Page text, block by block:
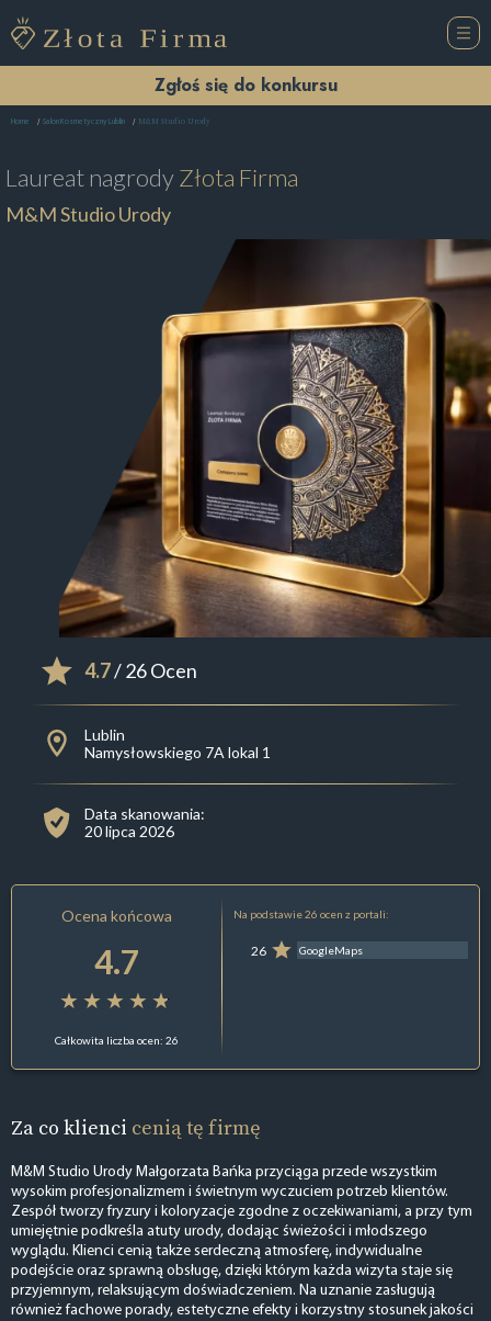
Zgłoś się do konkursu
Home Salon Kosmetyczny Lublin M&M Studio Urody
Laureat nagrodyZłota Firma
M&M Studio Urody
4.7/ 26 Ocen
Lublin
Namysłowskiego 7A lokal 1
Data skanowania:
20 lipca 2026
Ocena końcowa
4.7
Całkowita liczba ocen: 26
Na podstawie 26 ocen z portali:
26 GoogleMaps
Za co klienci cenią tę firmę
M&M Studio Urody Małgorzata Bańka przyciąga przede wszystkim
wysokim profesjonalizmem i świetnym wyczuciem potrzeb klientów.
Zespół tworzy fryzury i koloryzacje zgodne z oczekiwaniami, a przy tym
umiejętnie podkreśla atuty urody, dodając świeżości i młodszego
wyglądu. Klienci cenią także serdeczną atmosferę, indywidualne
podejście oraz sprawną obsługę, dzięki którym każda wizyta staje się
przyjemnym, relaksującym doświadczeniem. Na uznanie zasługują
również fachowe porady, estetyczne efekty i korzystny stosunek jakości